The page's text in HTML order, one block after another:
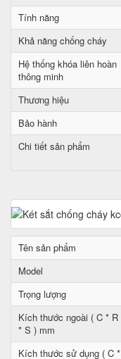
Tính năng
Khả năng chống cháy
Hệ thống khóa liên hoàn
thông minh
Thương hiệu
Bảo hành
Chi tiết sản phẩm
Tên sản phẩm
Model
Trọng lượng
Kích thước ngoài ( C * R
* S ) mm
Kích thước sử dụng ( C *